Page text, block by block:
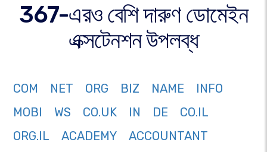
367-এরও বেশি দারুণ ডোমেইন
এক্সটেনশন উপলব্ধ
COM NET ORG BIZ NAME
INFO
MOBI
WS CO.UK IN DE
CO.IL
ORG.IL
ACADEMY
ACCOUNTANT